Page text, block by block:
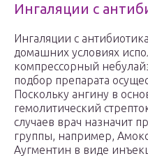
Ингаляции с
Ингаляции с
домашних условиях
компрессорный
подбор препарата
Поскольку ангину в
гемолитический
случаев врач назначит
группы, например,
Аугментин в виде